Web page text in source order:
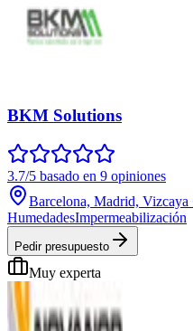
BKM Solutions
3.7/5 basado en 9 opiniones
Barcelona, Madrid, Vizcaya
HumedadesImpermeabilización
Pedir presupuesto
Muy experta